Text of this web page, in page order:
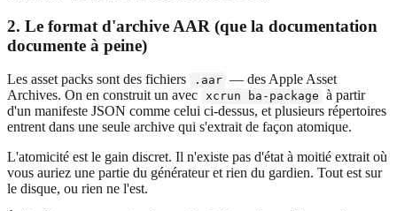
2. Le format d'archive AAR (que la documentation
documente à peine)
Les asset packs sont des fichiers .aar — des Apple Asset
Archives. On en construit un avec xcrun ba-package à partir
d'un manifeste JSON comme celui ci-dessus, et plusieurs répertoires
entrent dans une seule archive qui s'extrait de façon atomique.
L'atomicité est le gain discret. Il n'existe pas d'état à moitié extrait où
vous auriez une partie du générateur et rien du gardien. Tout est sur
le disque, ou rien ne l'est.